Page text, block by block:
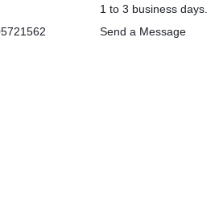
1 to 3 business days.
Send a Message